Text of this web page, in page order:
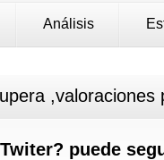
Análisis
puede